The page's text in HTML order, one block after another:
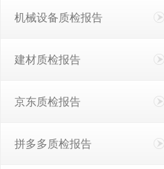
机械设备质检报告
建材质检报告
京东质检报告
拼多多质检报告